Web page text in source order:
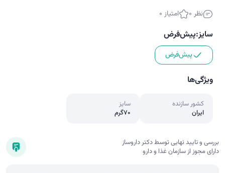
نظر 0 امتیاز 0
سایز:پیش‌فرض
پیش‌فرض
ویژگی‌ها
کشور سازنده
ایران
سایز
70گرم
بررسی و تایید نهایی توسط دکتر داروساز
دارای مجوز از سازمان غذا و دارو